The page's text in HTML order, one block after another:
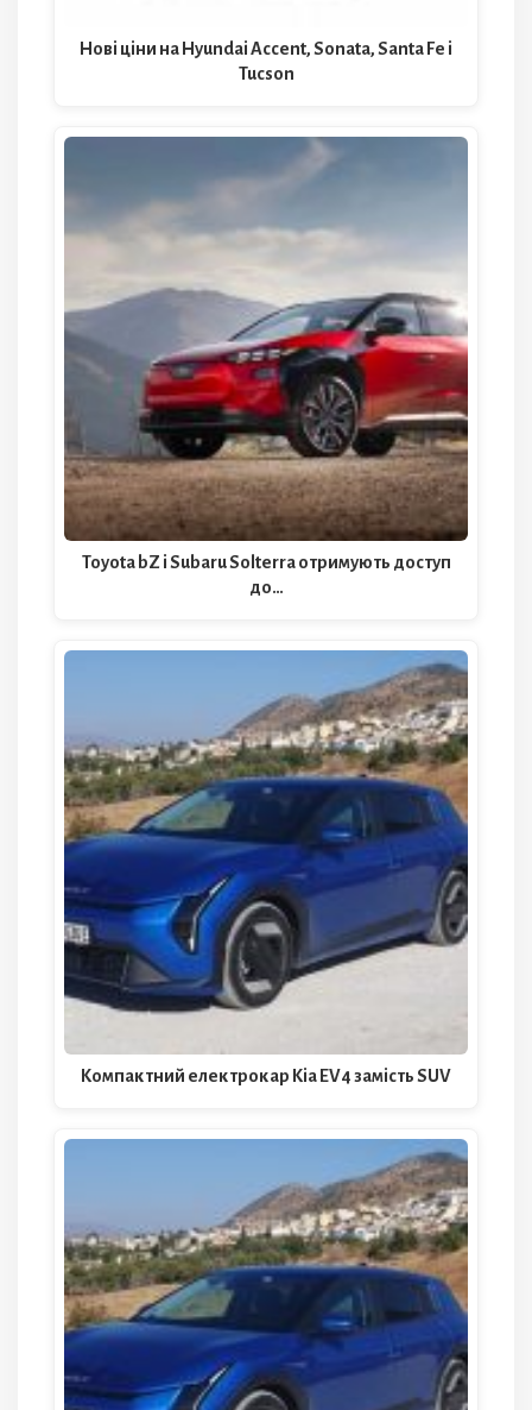
Нові ціни на Hyundai Accent, Sonata, Santa Fe і
Tucson
Toyota bZ і Subaru Solterra отримують доступ
до…
Компактний електрокар Kia EV4 замість SUV